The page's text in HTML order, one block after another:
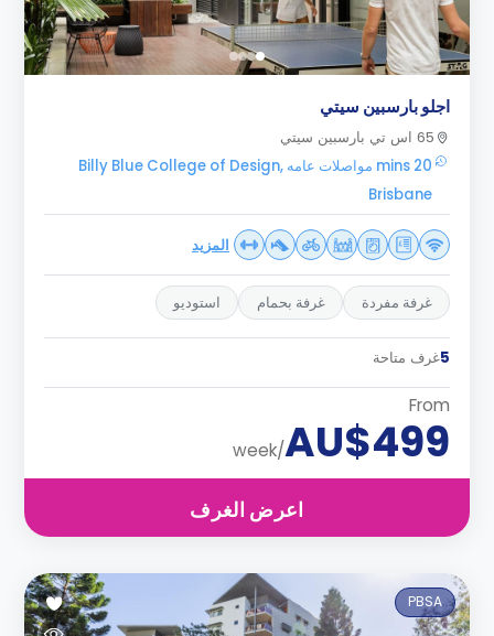
اجلو بارسبين سيتي
65 اس تي بارسبين سيتي
20 mins مواصلات عامه Billy Blue College of Design,
Brisbane
المزيد
غرفة مفردة غرفة بحمام استوديو
5غرف متاحة
From
AU$499
/week
اعرض الغرف
PBSA